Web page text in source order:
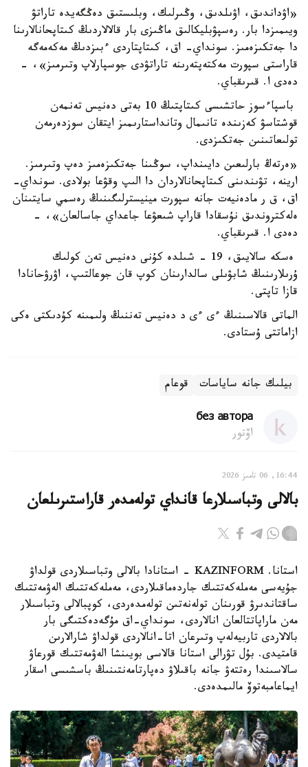
«اۋداندىق، اۋىلدىق، وڭىرلىك، وبلىستىق دەڭگەيدە تاراتۋ
ويىمىزدا بار. رەسپۋبليكالىق ماڭىزى بار قالالاردىڭ كىتاپحانالارىنا
دا جەتكىزەمىز. سونداي- اق، كىتاپتاردى ءبىزدىڭ مەكەمەگە
قاراستى سپورت مەكتەپتەرىنە تاراتۋدى جوسپارلاپ وتىرمىز»، -
دەدى ا. قىرىقباي.
باسپاءسوز حاتشىسى كىتاپتىڭ 10 بەتى دەنيس تەنمەن
قوشتاسۋ كەزىندە تانىمال وتانداستارىمىز ايتقان سوزدەرمەن
تولىعاتىنىن جەتكىزدى.
«ەرتەڭ بارلىعىن دايىنداپ، سوڭىنا جەتكىزەمىز دەپ وتىرمىز.
ارينە، تۋىندىنى كىتاپحانالاردان دا الىپ وقۋعا بولادى. سونداي-
اق، ق ر مادەنيەت جانە سپورت مينيسترلىگىنىڭ رەسمي سايتىنان
ەلەكتروندىق نۇسقادا قاراپ شىعۋعا جاعداي جاسالعان»، -
دەدى ا. قىرىقباي.
ەسكە سالايىق، 19 - شىلدە كۇنى دەنيس تەن كولىك
ۇرىلارىنىڭ شابۋىلى سالدارىنان كوپ قان جوعالتىپ، اۋرۋحانادا
قازا تاپتى.
الماتى قالاسىنىڭ ءى ءى د دەنيس تەننىڭ ولىمىنە كۇدىكتى ەكى
ازاماتتى ۇستادى.
بيلىك جانە ساياسات قوعام
без автора
اۆتور
16:44, 06 تامىز 2026
بالالى وتباسىلارعا قانداي تولەمدەر قاراستىرىلعان
استانا. KAZINFORM - استانادا بالالى وتباسىلاردى قولداۋ
جۇيەسى مەملەكەتتىك جاردەماقىلاردى، مەملەكەتتىك الەۋمەتتىك
ساقتاندىرۋ قورىنان تولەنەتىن تولەمدەردى، كوپبالالى وتباسىلار
مەن ماراپاتتالعان انالاردى، سونداي-اق مۇگەدەكتىگى بار
بالالاردى تاربيەلەپ وتىرعان اتا-انالاردى قولداۋ شارالارىن
قامتيدى. بۇل تۋرالى استانا قالاسى بويىنشا الەۋمەتتىك قورعاۋ
سالاسىندا رەتتەۋ جانە باقىلاۋ دەپارتامەنتىنىڭ باسشىسى اسقار
ايماعامبەتوۆ مالىمدەدى.